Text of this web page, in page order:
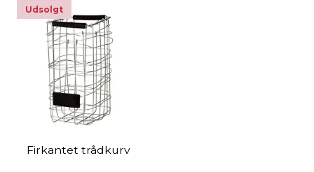
Udsolgt
Firkantet trådkurv